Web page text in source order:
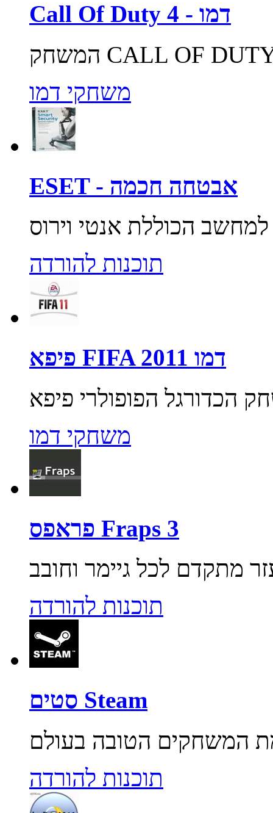
Call Of Duty 4 - דמו
משחקי דמו
ESET - אבטחה חכמה
תוכנות להורדה
פיפא FIFA 2011 דמו
משחקי דמו
פראפס Fraps 3
תוכנות להורדה
סטים Steam
תוכנות להורדה